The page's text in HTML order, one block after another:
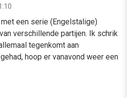
een serie (Engelstalige)
verschillende partijen. Ik schrik
tegenkomt aan
hoop er vanavond weer een